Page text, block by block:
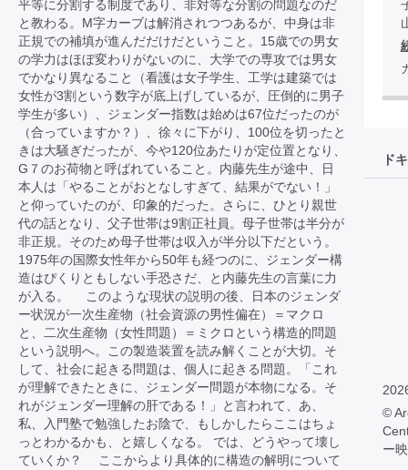
平等に分割する制度であり、非対等な分割の問題なのだ
と教わる。M字カーブは解消されつつあるが、中身は非
正規での補填が進んだだけだということ。15歳での男女
の学力はほぼ変わりがないのに、大学での専攻では男女
でかなり異なること（看護は女子学生、工学は建築では
女性が3割という数字が底上げしているが、圧倒的に男子
学生が多い）、ジェンダー指数は始めは67位だったのが
（合っていますか？）、徐々に下がり、100位を切ったと
きは大騒ぎだったが、今や120位あたりが定位置となり、
G７のお荷物と呼ばれていること。内藤先生が途中、日
本人は「やることがおとなしすぎて、結果がでない！」
と仰っていたのが、印象的だった。さらに、ひとり親世
代の話となり、父子世帯は9割正社員。母子世帯は半分が
非正規。そのため母子世帯は収入が半分以下だという。
1975年の国際女性年から50年も経つのに、ジェンダー構
造はぴくりともしない手恐さだ、と内藤先生の言葉に力
が入る。 このような現状の説明の後、日本のジェンダ
ー状況が一次生産物（社会資源の男性偏在）＝マクロ
と、二次生産物（女性問題）＝ミクロという構造的問題
という説明へ。この製造装置を読み解くことが大切。そ
して、社会に起きる問題は、個人に起きる問題。「これ
が理解できたときに、ジェンダー問題が本物になる。そ
れがジェンダー理解の肝である！」と言われて、あ、
私、入門塾で勉強したお陰で、もしかしたらここはちょ
っとわかるかも、と嬉しくなる。 では、どうやって壊し
ていくか？ ここからより具体的に構造の解明について
ド
©
ー